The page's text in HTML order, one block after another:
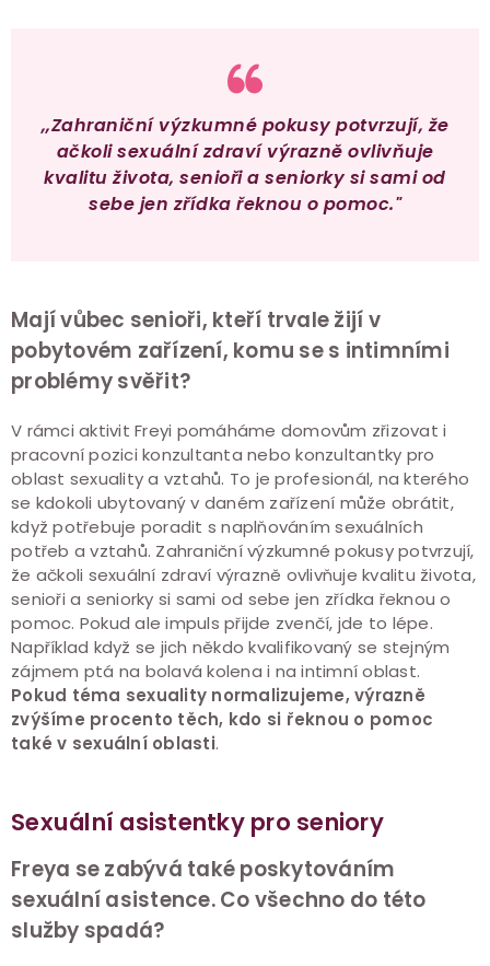
,,Zahraniční výzkumné pokusy potvrzují, že
ačkoli sexuální zdraví výrazně ovlivňuje
kvalitu života, senioři a seniorky si sami od
sebe jen zřídka řeknou o pomoc."
Mají vůbec senioři, kteří trvale žijí v
pobytovém zařízení, komu se s intimními
problémy svěřit?
V rámci aktivit Freyi pomáháme domovům zřizovat i
pracovní pozici konzultanta nebo konzultantky pro
oblast sexuality a vztahů. To je profesionál, na kterého
se kdokoli ubytovaný v daném zařízení může obrátit,
když potřebuje poradit s naplňováním sexuálních
potřeb a vztahů. Zahraniční výzkumné pokusy potvrzují,
že ačkoli sexuální zdraví výrazně ovlivňuje kvalitu života,
senioři a seniorky si sami od sebe jen zřídka řeknou o
pomoc. Pokud ale impuls přijde zvenčí, jde to lépe.
Například když se jich někdo kvalifikovaný se stejným
zájmem ptá na bolavá kolena i na intimní oblast.
Pokud téma sexuality normalizujeme, výrazně
zvýšíme procento těch, kdo si řeknou o pomoc
také v sexuální oblasti.
Sexuální asistentky pro seniory
Freya se zabývá také poskytováním
sexuální asistence. Co všechno do této
služby spadá?